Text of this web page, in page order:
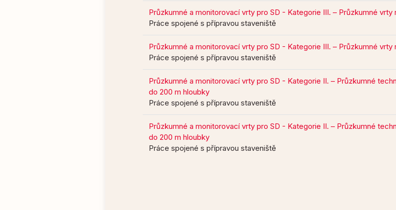
Průzkumné a monitorovací vrty pro SD - Kategorie III. – Průzkumné vrty
Práce spojené s přípravou staveniště
Průzkumné a monitorovací vrty pro SD - Kategorie III. – Průzkumné vrty
Práce spojené s přípravou staveniště
Průzkumné a monitorovací vrty pro SD - Kategorie II. – Průzkumné
do 200 m hloubky
Práce spojené s přípravou staveniště
Průzkumné a monitorovací vrty pro SD - Kategorie II. – Průzkumné
do 200 m hloubky
Práce spojené s přípravou staveniště